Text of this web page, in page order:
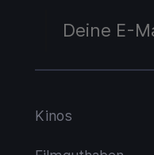
Kinos